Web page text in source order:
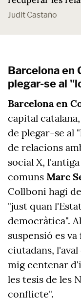
Judit Castaño
Barcelona en
plegar-se al
Barcelona en
capital
de plegar-se al
de relacions
social X,
comuns Marc
Collboni hagi
"just quan
democràtica".
suspensió es
ciutadans,
mig centenar
les tesis de les
conflicte".